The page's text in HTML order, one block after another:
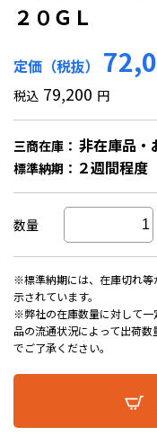
２０ＧＬ
定価（税抜）
税込 79,200 円
三商在庫： 非在庫品・
標準納期： ２週間程度
数量
※標準納期には、在庫切れ等
示されています。
※弊社の在庫数量に対して一
品の流通状況によって出荷
でご了承ください。